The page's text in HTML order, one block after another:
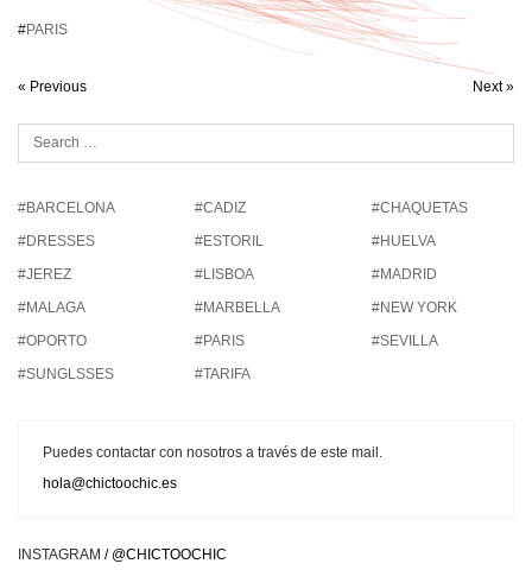
#PARIS
« Previous Next »
#BARCELONA #CADIZ
#CHAQUETAS
#DRESSES
#ESTORIL
#HUELVA
#JEREZ
#LISBOA
#MADRID
#MALAGA
#MARBELLA
#NEW YORK
#OPORTO
#PARIS
#SEVILLA
#SUNGLSSES
#TARIFA
Puedes contactar con nosotros a través de este mail.
hola@chictoochic.es
INSTAGRAM / @CHICTOOCHIC